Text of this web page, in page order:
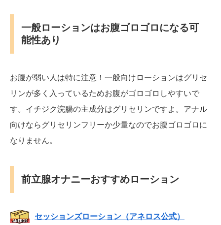
一般ローションはお腹ゴロゴロになる可
能性あり
お腹が弱い人は特に注意！一般向けローションはグリセ
リンが多く入っているためお腹がゴロゴロしやすいで
す。イチジク浣腸の主成分はグリセリンですよ。アナル
向けならグリセリンフリーか少量なのでお腹ゴロゴロに
なりません。
前立腺オナニーおすすめローション
セッションズローション（アネロス公式）